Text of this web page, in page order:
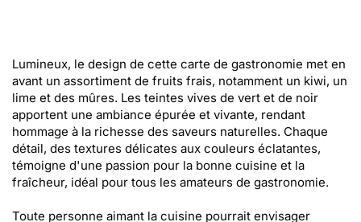
Lumineux, le design de cette carte de gastronomie met en
avant un assortiment de fruits frais, notamment un kiwi, un
lime et des mûres. Les teintes vives de vert et de noir
apportent une ambiance épurée et vivante, rendant
hommage à la richesse des saveurs naturelles. Chaque
détail, des textures délicates aux couleurs éclatantes,
témoigne d'une passion pour la bonne cuisine et la
fraîcheur, idéal pour tous les amateurs de gastronomie.
Toute personne aimant la cuisine pourrait envisager